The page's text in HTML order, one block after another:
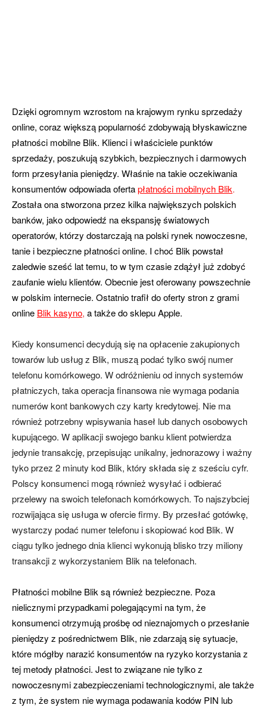
Dzięki ogromnym wzrostom na krajowym rynku sprzedaży
online, coraz większą popularność zdobywają błyskawiczne
płatności mobilne Blik. Klienci i właściciele punktów
sprzedaży, poszukują szybkich, bezpiecznych i darmowych
form przesyłania pieniędzy. Właśnie na takie oczekiwania
konsumentów odpowiada ofertapłatności mobilnych Blik.
Została ona stworzona przez kilka największych polskich
banków, jako odpowiedź na ekspansję światowych
operatorów, którzy dostarczają na polski rynek nowoczesne,
tanie i bezpieczne płatności online. I choć Blik powstał
zaledwie sześć lat temu, to w tym czasie zdążył już zdobyć
zaufanie wielu klientów. Obecnie jest oferowany powszechnie
w polskim internecie. Ostatnio trafił do oferty stron z grami
online Blik kasyno, a także do sklepu Apple.
Kiedy konsumenci decydują się na opłacenie zakupionych
towarów lub usług z Blik, muszą podać tylko swój numer
telefonu komórkowego. W odróżnieniu od innych systemów
płatniczych, taka operacja finansowa nie wymaga podania
numerów kont bankowych czy karty kredytowej. Nie ma
również potrzebny wpisywania haseł lub danych osobowych
kupującego. W aplikacji swojego banku klient potwierdza
jedynie transakcję, przepisując unikalny, jednorazowy i ważny
tyko przez 2 minuty kod Blik, który składa się z sześciu cyfr.
Polscy konsumenci mogą również wysyłać i odbierać
przelewy na swoich telefonach komórkowych. To najszybciej
rozwijająca się usługa w ofercie firmy. By przesłać gotówkę,
wystarczy podać numer telefonu i skopiować kod Blik. W
ciągu tylko jednego dnia klienci wykonują blisko trzy miliony
transakcji z wykorzystaniem Blik na telefonach.
Płatności mobilne Blik są również bezpieczne. Poza
nielicznymi przypadkami polegającymi na tym, że
konsumenci otrzymują prośbę od nieznajomych o przesłanie
pieniędzy z pośrednictwem Blik, nie zdarzają się sytuacje,
które mógłby narazić konsumentów na ryzyko korzystania z
tej metody płatności. Jest to związane nie tylko z
nowoczesnymi zabezpieczeniami technologicznymi, ale także
z tym, że system nie wymaga podawania kodów PIN lub